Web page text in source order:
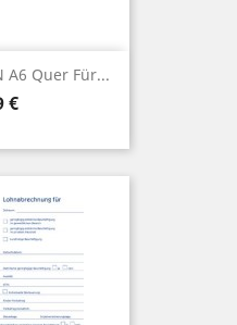
A6 Quer Für...
€